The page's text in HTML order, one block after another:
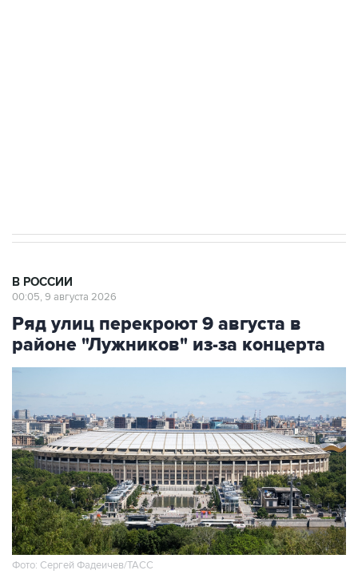
В РОССИИ
00:05, 9 августа 2026
Ряд улиц перекроют 9 августа в
районе "Лужников" из-за концерта
Фото: Сергей Фадеичев/ТАСС